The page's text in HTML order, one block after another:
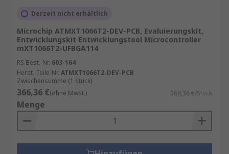
Debugging-Software für eine effiziente
Programmierung.
Mit einem professionellen Toolset können Sie
nicht nur Code schreiben, sondern auch die
Hardware optimal konfigurieren und testen.
Vorteile moderner Microcontroller-
Entwicklungstools
Derzeit nicht erhältlich
Microchip ATMXT1066T2-DEV-PCB, Evaluierungskit,
Entwicklungskit Entwicklungstool Microcontroller
mXT1066T2-UFBGA114
RS Best.-Nr. 603-164
Herst. Teile-Nr. ATMXT1066T2-DEV-PCB
Zwischensumme (1 Stück)
366,36 €(ohne MwSt.) 366,36 €/Stück
Menge